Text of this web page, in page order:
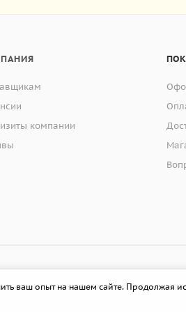
компании
ваш опыт на нашем сайте. Продолжая